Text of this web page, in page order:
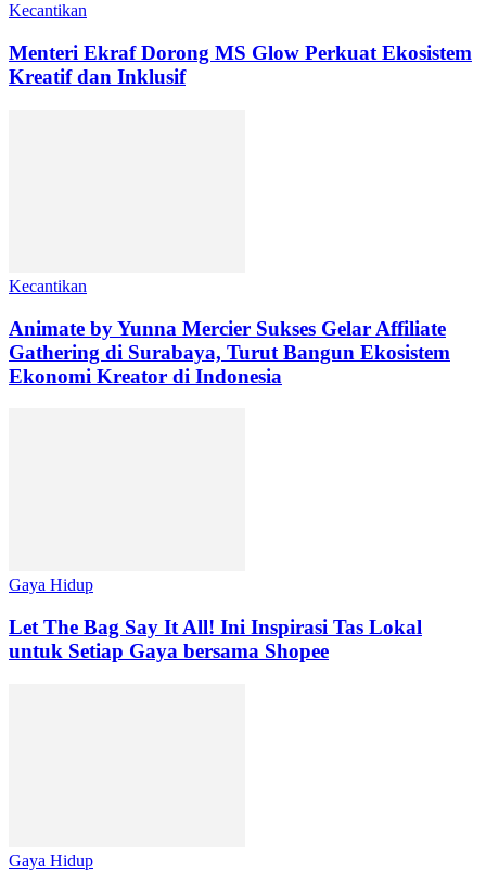
Kecantikan
Menteri Ekraf Dorong MS Glow Perkuat Ekosistem
Kreatif dan Inklusif
Kecantikan
Animate by Yunna Mercier Sukses Gelar Affiliate
Gathering di Surabaya, Turut Bangun Ekosistem
Ekonomi Kreator di Indonesia
Gaya Hidup
Let The Bag Say It All! Ini Inspirasi Tas Lokal
untuk Setiap Gaya bersama Shopee
Gaya Hidup